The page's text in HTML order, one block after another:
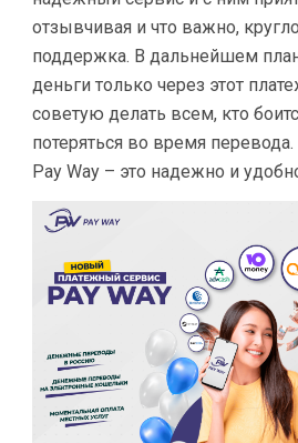
отзывчивая и что важно,
поддержка. В дальнейшем
деньги только через этот
советую делать всем, кто
потеряться во время
Pay Way – это надежно и